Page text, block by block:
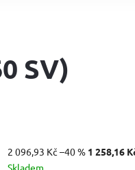
SV)
2 096,93 Kč –40 % 1 258,16
Skladem